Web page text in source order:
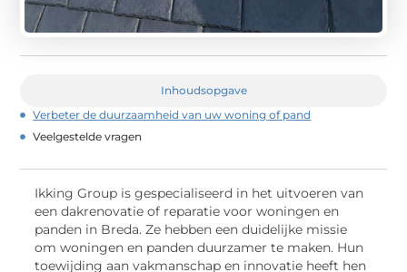
Inhoudsopgave
Verbeter de duurzaamheid van uw woning of pand
Veelgestelde vragen
Ikking Group is gespecialiseerd in het uitvoeren van
een dakrenovatie of reparatie voor woningen en
panden in Breda. Ze hebben een duidelijke missie
om woningen en panden duurzamer te maken. Hun
toewijding aan vakmanschap en innovatie heeft hen